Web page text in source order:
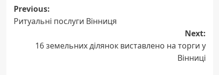
Post
navigation
Previous:
Ритуальні послуги Вінниця
Next:
16 земельних ділянок виставлено на торги у
Вінниці